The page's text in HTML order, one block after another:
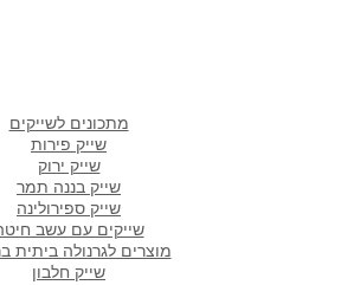
מתכונים לשייקים
שייק פירות
שייק ירוק
שייק בננה תמר
שייק ספירולינה
שייקים עם עשב
מוצרים לגרנולה ביתית
שייק חלבון